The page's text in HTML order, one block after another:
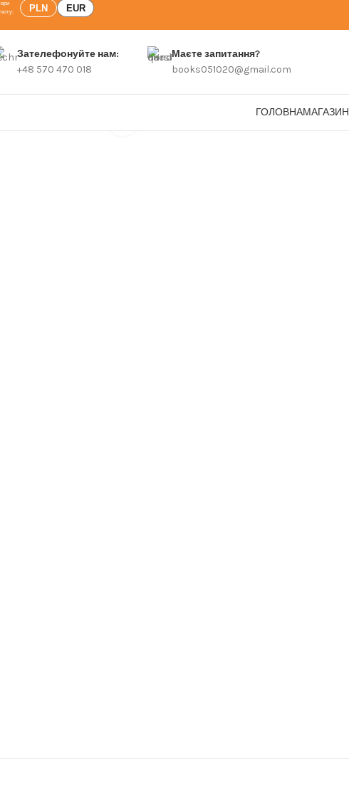
PLN EUR
Зателефонуйте нам:
+48 570 470 018
Маєте запитання?
books051020@gmail.com
ГОЛОВНАМАГАЗИН